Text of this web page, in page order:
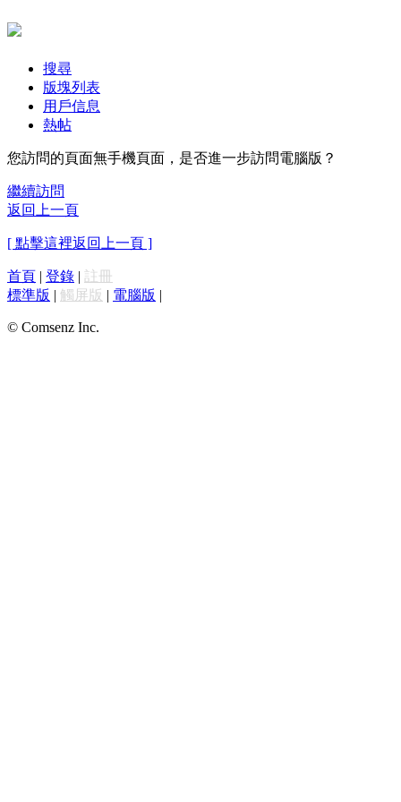
搜尋
版塊列表
用戶信息
熱帖
您訪問的頁面無手機頁面，是否進一步訪問電腦版？
繼續訪問
返回上一頁
[ 點擊這裡返回上一頁 ]
首頁 | 登錄 | 註冊
標準版 | 觸屏版 | 電腦版 |
© Comsenz Inc.